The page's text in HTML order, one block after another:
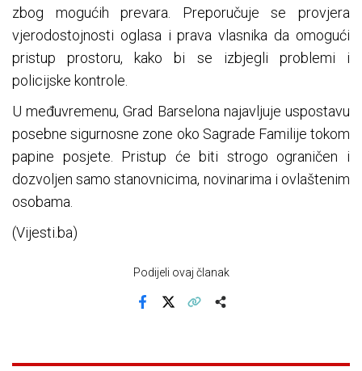
zbog mogućih prevara. Preporučuje se provjera
vjerodostojnosti oglasa i prava vlasnika da omogući
pristup prostoru, kako bi se izbjegli problemi i
policijske kontrole.
U međuvremenu, Grad Barselona najavljuje uspostavu
posebne sigurnosne zone oko Sagrade Familije tokom
papine posjete. Pristup će biti strogo ograničen i
dozvoljen samo stanovnicima, novinarima i ovlaštenim
osobama.
(Vijesti.ba)
Podijeli ovaj članak